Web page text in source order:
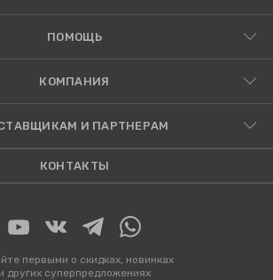
ПОМОЩЬ
КОМПАНИЯ
И ПАРТНЕРАМ
КОНТАКТЫ
первыми о скидках, новинках
и других суперпредложениях